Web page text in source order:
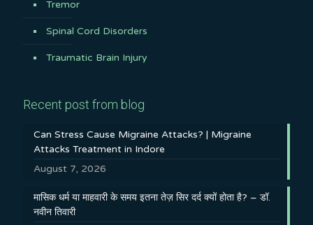
Tremor
Spinal Cord Disorders
Traumatic Brain Injury
Recent post from blog
Can Stress Cause Migraine Attacks? | Migraine
Attacks Treatment in Indore
August 7, 2026
मासिक धर्म या माहवारी के समय इतना तेज़ सिर दर्द क्यों होता है? – डॉ.
नवीन तिवारी